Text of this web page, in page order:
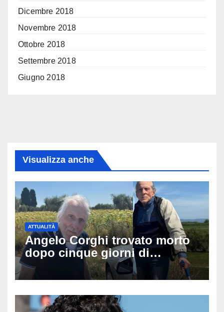
Dicembre 2018
Novembre 2018
Ottobre 2018
Settembre 2018
Giugno 2018
Visualizza anche
ATTUALITÀ
Angelo Corghi trovato morto
dopo cinque giorni di
ricerche: il giallo dell’80enne
scomparso dopo essere